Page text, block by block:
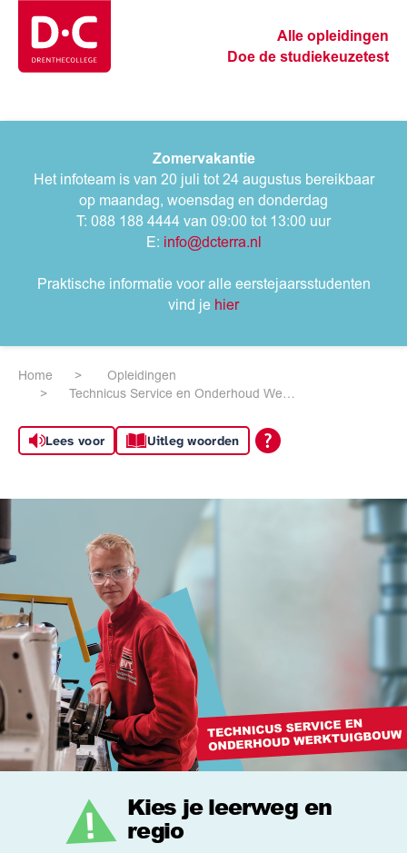
Alle opleidingen
Doe de studiekeuzetest
Zomervakantie
Het infoteam is van 20 juli tot 24 augustus bereikbaar
op maandag, woensdag en donderdag
T: 088 188 4444 van 09:00 tot 13:00 uur
E: info@dcterra.nl
Praktische informatie voor alle eerstejaarsstudenten
vind je hier
Home
Opleidingen
Technicus Service en Onderhoud Werktuigbouw
Lees voor Uitleg woorden
Kies je leerweg en
regio